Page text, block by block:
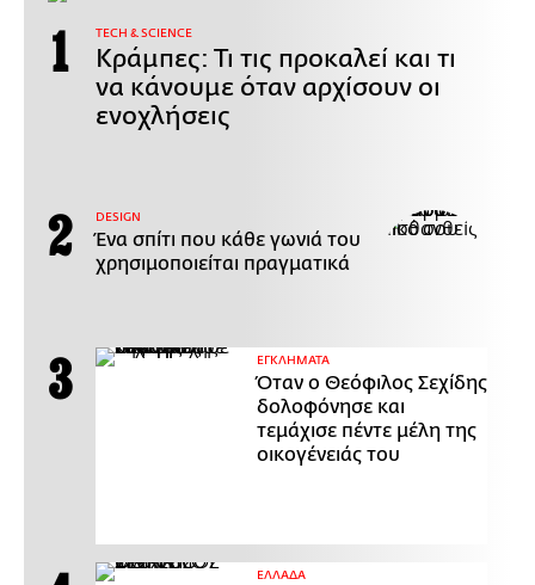
ΤECH & SCIENCE
Κράμπες: Τι τις προκαλεί και τι
να κάνουμε όταν αρχίσουν οι
ενοχλήσεις
DESIGN
Ένα σπίτι που κάθε γωνιά του
χρησιμοποιείται πραγματικά
ΕΓΚΛΗΜΑΤΑ
Όταν ο Θεόφιλος Σεχίδης
δολοφόνησε και
τεμάχισε πέντε μέλη της
οικογένειάς του
ΕΛΛΑΔΑ